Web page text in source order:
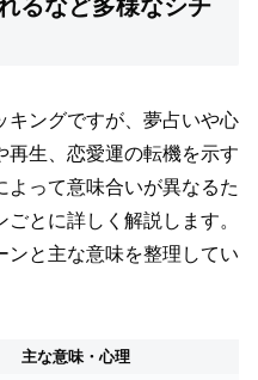
るなど多様なシチ
キングですが、夢占いや心
再生、恋愛運の転機を示す
よって意味合いが異なるた
とに詳しく解説します。
ンと主な意味を整理してい
主な意味・心理